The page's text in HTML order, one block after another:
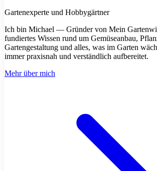
Gartenexperte und Hobbygärtner
Ich bin Michael — Gründer von Mein
fundiertes Wissen rund um Gemüseanbau,
Gartengestaltung und alles, was im Garten
immer praxisnah und verständlich aufbereitet.
Mehr über mich